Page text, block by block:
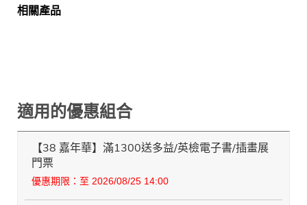
相關產品
適用的優惠組合
【38 嘉年華】滿1300送多益/英檢電子書/插畫展
門票
優惠期限：至 2026/08/25 14:00